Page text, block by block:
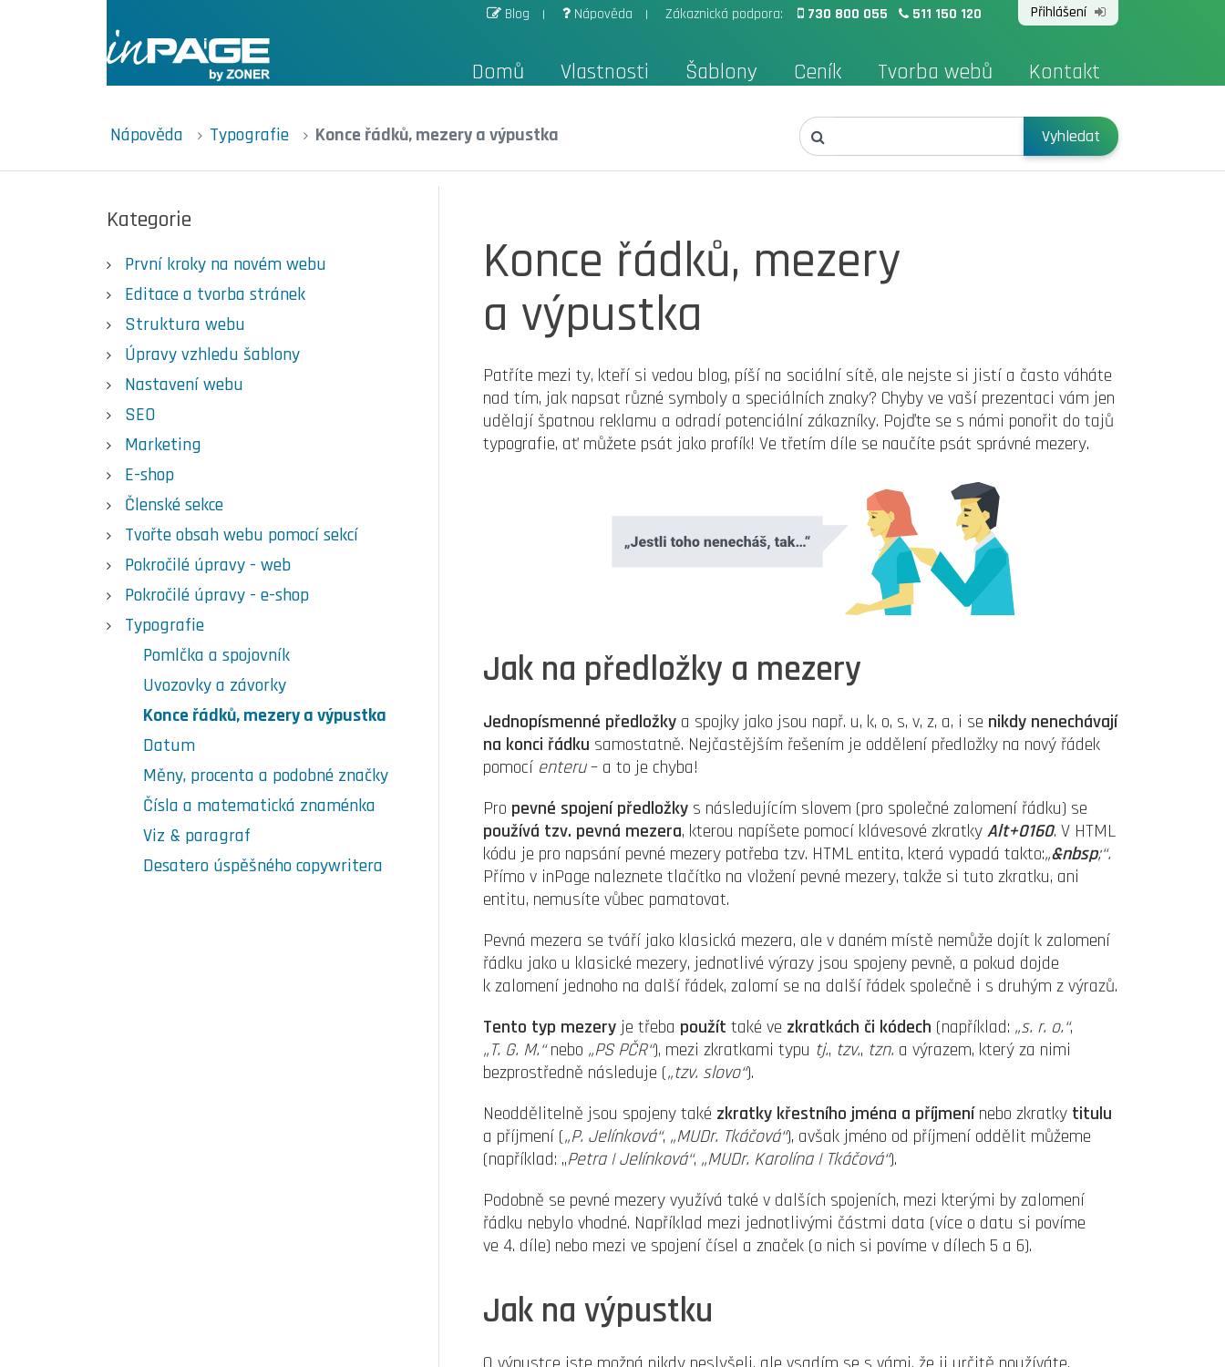
Domů Vlastnosti Šablony Ceník Tvorba webů Kontakt
Blog Nápověda Zákaznická podpora: 730 800 055 511 150 120 Přihlášení
Nápověda Typografie Konce řádků, mezery a výpustka Vyhledat
Kategorie
První kroky na novém webu
Editace a tvorba stránek
Struktura webu
Úpravy vzhledu šablony
Nastavení webu
SEO
Marketing
E-shop
Členské sekce
Tvořte obsah webu pomocí sekcí
Pokročilé úpravy - web
Pokročilé úpravy - e-shop
Typografie
Pomlčka a spojovník
Uvozovky a závorky
Konce řádků, mezery a výpustka
Datum
Měny, procenta a podobné značky
Čísla a matematická znaménka
Viz & paragraf
Desatero úspěšného copywritera
Konce řádků, mezery
a výpustka
Patříte mezi ty, kteří si vedou blog, píší na sociální sítě, ale nejste si jistí a často váháte
nad tím, jak napsat různé symboly a speciálních znaky? Chyby ve vaší prezentaci vám jen
udělají špatnou reklamu a odradí potenciální zákazníky. Pojďte se s námi ponořit do tajů
typografie, ať můžete psát jako profík! Ve třetím díle se naučíte psát správné mezery.
Jak na předložky a mezery
Jednopísmenné předložky a spojky jako jsou např. u, k, o, s, v, z, a, i se nikdy nenechávají
na konci řádku samostatně. Nejčastějším řešením je oddělení předložky na nový řádek
pomocí enteru– a to je chyba!
Pro pevné spojení předložky s následujícím slovem (pro společné zalomení řádku) se
používá tzv. pevná mezera, kterou napíšete pomocí klávesové zkratkyAlt+0160. V HTML
kódu je pro napsání pevné mezery potřeba tzv. HTML entita, která vypadá takto:„&nbsp;“.
Přímo v inPage naleznete tlačítko na vložení pevné mezery, takže si tuto zkratku, ani
entitu, nemusíte vůbec pamatovat.
Pevná mezera se tváří jako klasická mezera, ale v daném místě nemůže dojít k zalomení
řádku jako u klasické mezery, jednotlivé výrazy jsou spojeny pevně, a pokud dojde
k zalomení jednoho na další řádek, zalomí se na další řádek společně i s druhým z výrazů.
Tento typ mezery je třeba použít také ve zkratkách či kódech (například: „s. r. o.“,
„T. G. M.“nebo „PS PČR“), mezi zkratkami typu tj., tzv., tzn. a výrazem, který za nimi
bezprostředně následuje („tzv. slovo“).
Neoddělitelně jsou spojeny také zkratky křestního jména a příjmenínebo zkratky titulu
a příjmení („P. Jelínková“, „MUDr. Tkáčová“), avšak jméno od příjmení oddělit můžeme
(například: „Petra| Jelínková“, „MUDr. Karolína|Tkáčová“).
Podobně se pevné mezery využívá také v dalších spojeních, mezi kterými by zalomení
řádku nebylo vhodné. Například mezi jednotlivými částmi data (více o datu si povíme
ve 4. díle) nebo mezi ve spojení čísel a značek (o nich si povíme v dílech 5 a 6).
Jak na výpustku